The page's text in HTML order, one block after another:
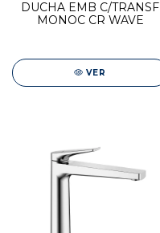
DUCHA EMB C/TRANSF
MONOC CR WAVE
VER